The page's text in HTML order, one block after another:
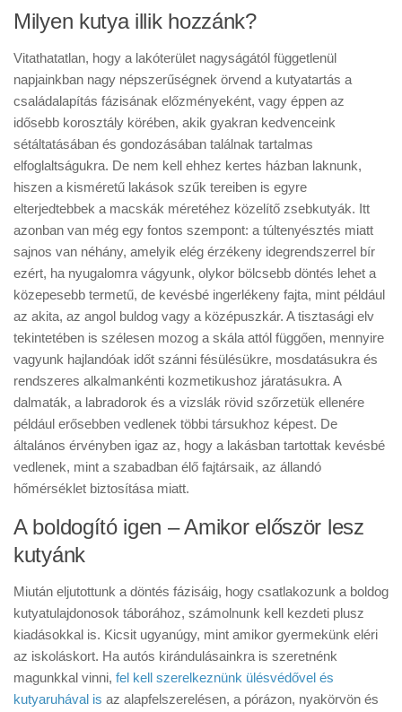
Milyen kutya illik hozzánk?
Vitathatatlan, hogy a lakóterület nagyságától függetlenül
napjainkban nagy népszerűségnek örvend a kutyatartás a
családalapítás fázisának előzményeként, vagy éppen az
idősebb korosztály körében, akik gyakran kedvenceink
sétáltatásában és gondozásában találnak tartalmas
elfoglaltságukra. De nem kell ehhez kertes házban laknunk,
hiszen a kisméretű lakások szűk tereiben is egyre
elterjedtebbek a macskák méretéhez közelítő zsebkutyák. Itt
azonban van még egy fontos szempont: a túltenyésztés miatt
sajnos van néhány, amelyik elég érzékeny idegrendszerrel bír
ezért, ha nyugalomra vágyunk, olykor bölcsebb döntés lehet a
közepesebb termetű, de kevésbé ingerlékeny fajta, mint például
az akita, az angol buldog vagy a középuszkár. A tisztasági elv
tekintetében is szélesen mozog a skála attól függően, mennyire
vagyunk hajlandóak időt szánni fésülésükre, mosdatásukra és
rendszeres alkalmankénti kozmetikushoz járatásukra. A
dalmaták, a labradorok és a vizslák rövid szőrzetük ellenére
például erősebben vedlenek többi társukhoz képest. De
általános érvényben igaz az, hogy a lakásban tartottak kevésbé
vedlenek, mint a szabadban élő fajtársaik, az állandó
hőmérséklet biztosítása miatt.
A boldogító igen – Amikor először lesz
kutyánk
Miután eljutottunk a döntés fázisáig, hogy csatlakozunk a boldog
kutyatulajdonosok táborához, számolnunk kell kezdeti plusz
kiadásokkal is. Kicsit ugyanúgy, mint amikor gyermekünk eléri
az iskoláskort. Ha autós kirándulásainkra is szeretnénk
magunkkal vinni, fel kell szerelkeznünk ülésvédővel és
kutyaruhával is az alapfelszerelésen, a pórázon, nyakörvön és